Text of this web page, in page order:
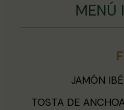
MENÚ
JAMÓN
TOSTA DE